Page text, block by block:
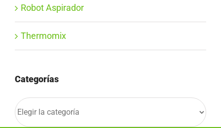
Robot Aspirador
Thermomix
Categorías
Categorías